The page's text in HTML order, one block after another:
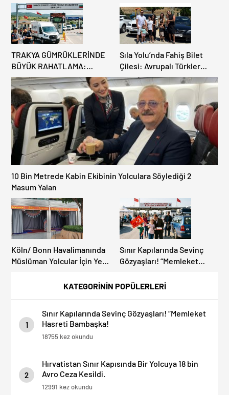
KATEGORİNİN POPÜLERLERİ
1
Sınır Kapılarında Sevinç Gözyaşları! “Memleket
Hasreti Bambaşka!
18755 kez okundu
2
Hırvatistan Sınır Kapısında Bir Yolcuya 18 bin
Avro Ceza Kesildi.
12991 kez okundu
TRAKYA GÜMRÜKLERİNDE
BÜYÜK RAHATLAMA:
DEREKÖY HAFİF TİCARİ
ARAÇLARA AÇILIYOR!
Sıla Yolu’nda Fahiş Bilet
Çilesi: Avrupalı Türkler
Karayollarına Akın Etti,
Gümrükler Kilitlendi!
10 Bin Metrede Kabin Ekibinin Yolculara Söylediği 2
Masum Yalan
Köln/ Bonn Havalimanında
Müslüman Yolcular İçin Yeni
Sınır Kapılarında Sevinç
Gözyaşları! “Memleket